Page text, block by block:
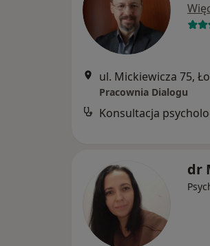
ul. Mickiewicza 75,
Pracownia Dialogu
Konsultacja
dr